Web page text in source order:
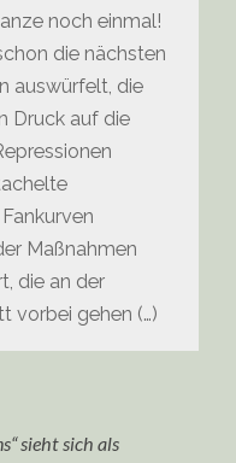
noch einmal!
die nächsten
auswürfelt, die
Druck auf die
Maßnahmen
die an der
vorbei gehen (…)
sieht sich als